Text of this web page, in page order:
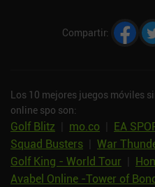
Compartir:
Los 10 mejores juegos móviles
online spo son:
Golf Blitz mo.co EA
Squad Busters
War
Golf King - World Tour
Avabel Online -Tower of